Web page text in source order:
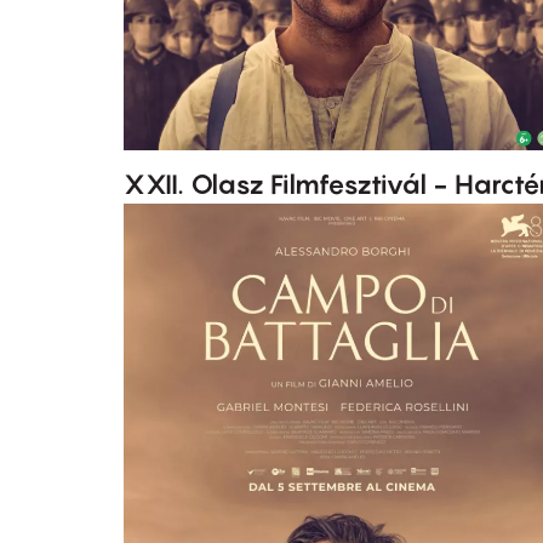
XXII. Olasz Filmfesztivál -